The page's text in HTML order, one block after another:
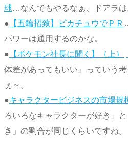
球…なんでもやるなぁ、ドアラは
● 【五輪招致】ピカチュウでＰＲ
パワーは通用するのかな。
● 【ポケモン社長に聞く】（上）
体差があってもいい』っていう
ぇ～。
●キャラクタービジネスの市場規
ろいろなキャラクターが好き」
き」の割合が同じくらいですね。